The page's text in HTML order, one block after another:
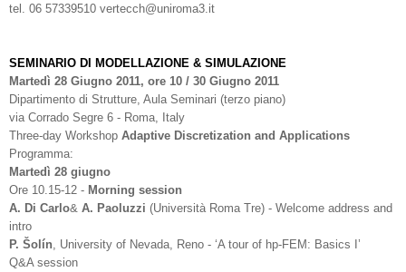
tel. 06 57339510 vertecch@uniroma3.it
SEMINARIO DI MODELLAZIONE & SIMULAZIONE
Martedì 28 Giugno 2011, ore 10 / 30 Giugno 2011
Dipartimento di Strutture, Aula Seminari (terzo piano)
via Corrado Segre 6 - Roma, Italy
Three-day Workshop Adaptive Discretization and Applications
Programma:
Martedì 28 giugno
Ore 10.15-12 - Morning session
A. Di Carlo& A. Paoluzzi (Università Roma Tre) - Welcome address and
intro
P. Šolín , University of Nevada, Reno - ‘A tour of hp-FEM: Basics I’
Q&A session